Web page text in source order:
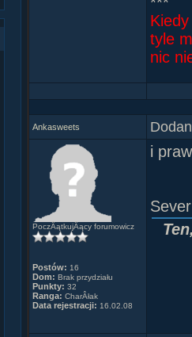
tyle
nic
Ankasweets
PoczÂątkujÂący forumowicz
Postów: 16
Dom: Brak przydziału
Punkty: 32
Ranga: CharÂłak
Data rejestracji: 16.02.08
i